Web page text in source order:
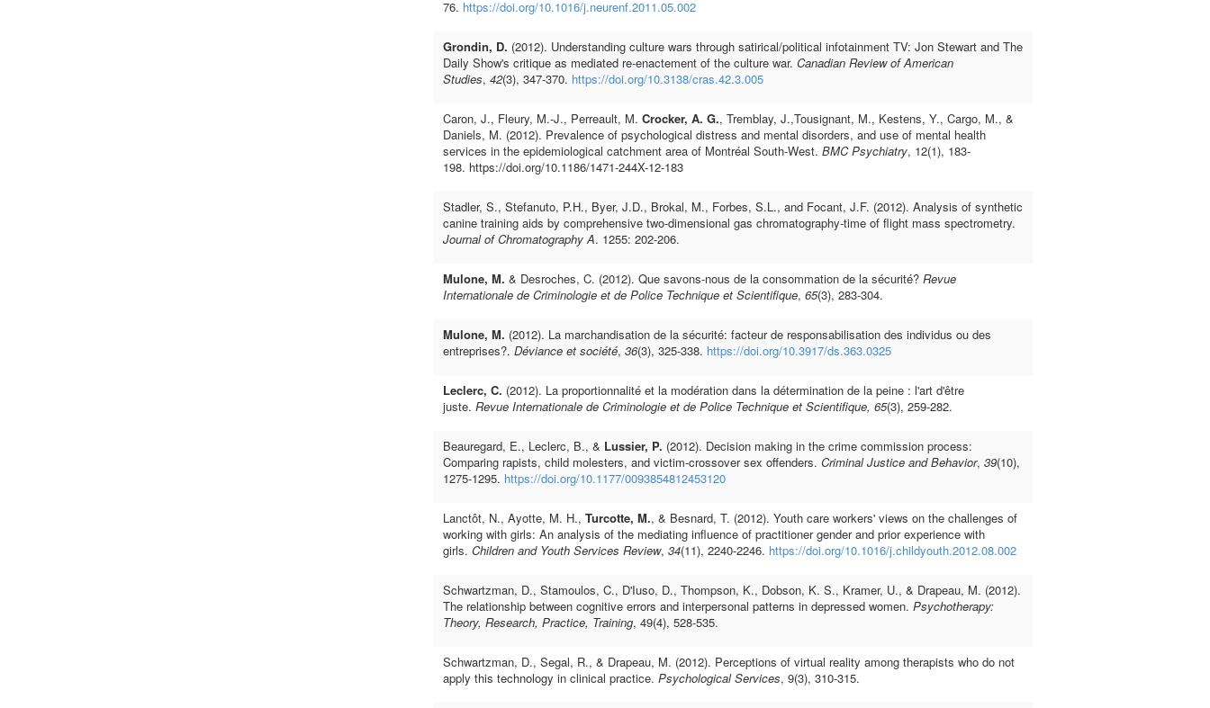
76. https://doi.org/10.1016/j.neurenf.2011.05.002
Grondin, D. (2012). Understanding culture wars through satirical/political infotainment TV: Jon Stewart and The
Daily Show's critique as mediated re-enactement of the culture war. Canadian Review of American
Studies, 42(3), 347-370. https://doi.org/10.3138/cras.42.3.005
Caron, J., Fleury, M.-­J., Perreault, M. Crocker, A. G., Tremblay, J.,Tousignant, M., Kestens, Y., Cargo, M., &
Daniels, M. (2012). Prevalence of psychological distress and mental disorders, and use of mental health
services in the epidemiological catchment area of Montréal South-­West. BMC Psychiatry, 12(1), 183-
198. https://doi.org/10.1186/1471-244X-12-183
Stadler, S., Stefanuto, P.H., Byer, J.D., Brokal, M., Forbes, S.L., and Focant, J.F. (2012). Analysis of synthetic
canine training aids by comprehensive two-dimensional gas chromatography-time of flight mass spectrometry.
Journal of Chromatography A. 1255: 202-206.
Mulone, M. & Desroches, C. (2012). Que savons-nous de la consommation de la sécurité? Revue
Internationale de Criminologie et de Police Technique et Scientifique, 65(3), 283-304.
Mulone, M. (2012). La marchandisation de la sécurité: facteur de responsabilisation des individus ou des
entreprises?. Déviance et société, 36(3), 325-338. https://doi.org/10.3917/ds.363.0325
Leclerc, C. (2012). La proportionnalité et la modération dans la détermination de la peine : l'art d'être
juste. Revue Internationale de Criminologie et de Police Technique et Scientifique, 65(3), 259-282.
Beauregard, E., Leclerc, B., & Lussier, P. (2012). Decision making in the crime commission process:
Comparing rapists, child molesters, and victim-crossover sex offenders. Criminal Justice and Behavior, 39(10),
1275-1295. https://doi.org/10.1177/0093854812453120
Lanctôt, N., Ayotte, M. H., Turcotte, M., & Besnard, T. (2012). Youth care workers' views on the challenges of
working with girls: An analysis of the mediating influence of practitioner gender and prior experience with
girls. Children and Youth Services Review, 34(11), 2240-2246. https://doi.org/10.1016/j.childyouth.2012.08.002
Schwartzman, D., Stamoulos, C., D'Iuso, D., Thompson, K., Dobson, K. S., Kramer, U., & Drapeau, M. (2012).
The relationship between cognitive errors and interpersonal patterns in depressed women. Psychotherapy:
Theory, Research, Practice, Training, 49(4), 528-535.
Schwartzman, D., Segal, R., & Drapeau, M. (2012). Perceptions of virtual reality among therapists who do not
apply this technology in clinical practice. Psychological Services, 9(3), 310-315.